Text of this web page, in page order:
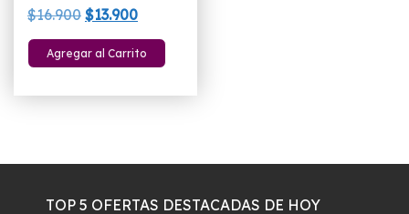
$16.900 El
precio
original
$13.900El
precio
actual
Agregar al Carrito
TOP 5 OFERTAS DESTACADAS DE HOY